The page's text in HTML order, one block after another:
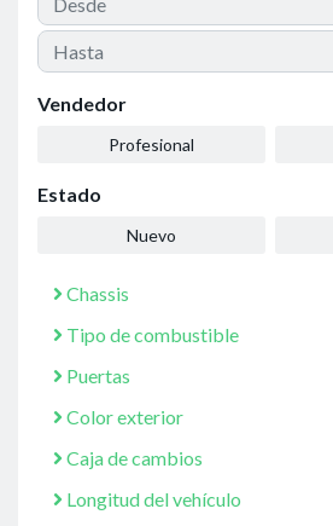
Vendedor
Profesional
Estado
Nuevo
Chassis
Tipo de combustible
Puertas
Color exterior
Caja de cambios
Longitud del vehículo